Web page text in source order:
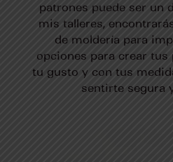
patrones puede ser un
mis talleres,
de moldería para
opciones para crear
tu gusto y con tus
sentirte segura